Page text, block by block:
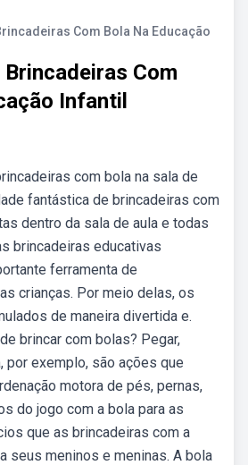
Com Bola Na Educação
Com
Infantil
com bola na sala de
fantástica de brincadeiras com
dentro da sala de aula e todas
brincadeiras educativas
ferramenta de
crianças. Por meio delas, os
de maneira divertida e.
brincar com bolas? Pegar,
por exemplo, são ações que
motora de pés, pernas,
do jogo com a bola para as
que as brincadeiras com a
seus meninos e meninas. A bola